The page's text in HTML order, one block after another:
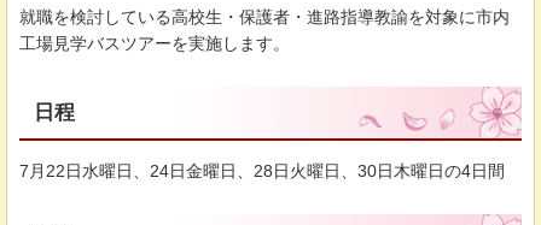
就職を検討している高校生・保護者・進路指導教諭を対象に市内
工場見学バスツアーを実施します。
日程
7月22日水曜日、24日金曜日、28日火曜日、30日木曜日の4日間